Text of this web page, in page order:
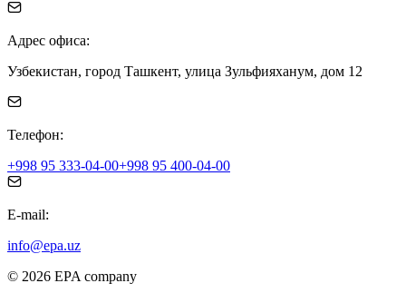
Адрес офиса:
Узбекистан, город Ташкент, улица Зульфияханум, дом 12
Телефон:
+998 95 333-04-00+998 95 400-04-00
E-mail:
info@epa.uz
© 2026 EPA company